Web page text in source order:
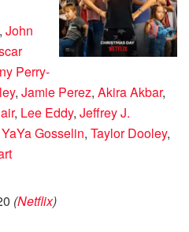
, John
Perry-
, Jamie Perez, Akira Akbar,
, Lee Eddy, Jeffrey J.
YaYa Gosselin, Taylor Dooley,
(Netflix)